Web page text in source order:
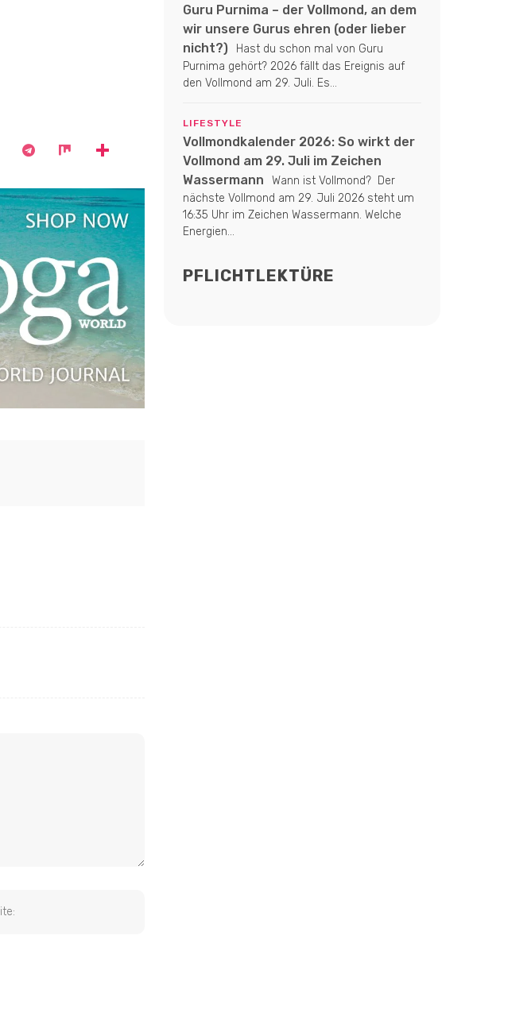
Guru Purnima – der Vollmond, an dem
wir unsere Gurus ehren (oder lieber
nicht?)
Hast du schon mal von Guru
Purnima gehört? 2026 fällt das Ereignis auf
den Vollmond am 29. Juli. Es...
LIFESTYLE
Vollmondkalender 2026: So wirkt der
Vollmond am 29. Juli im Zeichen
Wassermann
Wann ist Vollmond? Der
nächste Vollmond am 29. Juli 2026 steht um
16:35 Uhr im Zeichen Wassermann. Welche
Energien...
PFLICHTLEKTÜRE